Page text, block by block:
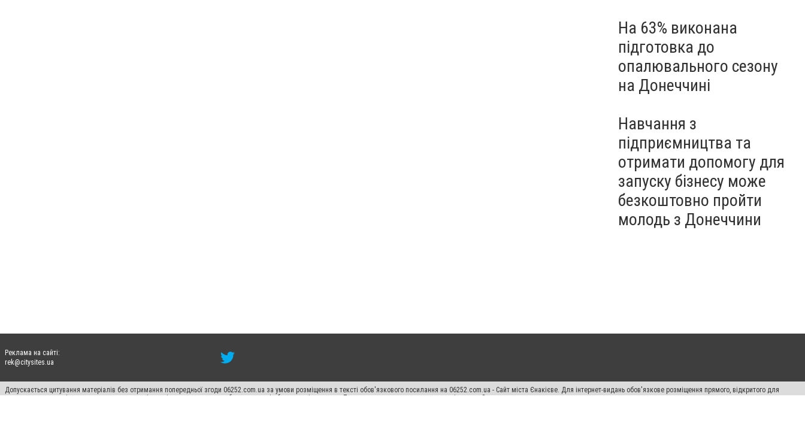
На 63% виконана
підготовка до
опалювального сезону
на Донеччині
Навчання з
підприємництва та
отримати допомогу для
запуску бізнесу може
безкоштовно пройти
молодь з Донеччини
Реклама на сайті:
rek@citysites.ua
Допускається цитування матеріалів без отримання попередньої згоди 06252.com.ua за умови розміщення в тексті обов'язкового посилання на 06252.com.ua - Сайт міста Єнакієве. Для інтернет-видань обов'язкове розміщення прямого, відкритого для
пошукових систем гіперпосилання на цитовані статті не нижче другого абзацу в тексті або в якості джерела. Порушення виняткових прав переслідується Законом.